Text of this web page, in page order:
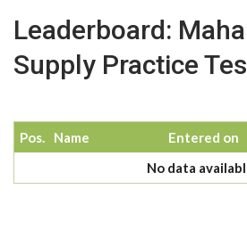
Leaderboard:
Supply Practice
Pos. Name Entered on
No data